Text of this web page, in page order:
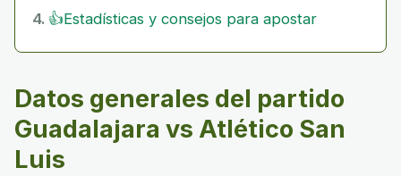
👍Estadísticas y consejos para apostar
Datos generales del partido
Guadalajara vs Atlético San
Luis